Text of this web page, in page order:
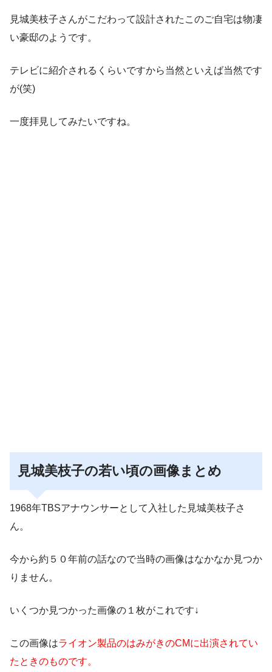
見城美枝子さんがこだわって設計されたこのご自宅は物凄
い豪邸のようです。
テレビに紹介されるくらいですから当然といえば当然です
が(笑)
一度拝見してみたいですね。
見城美枝子の若い頃の画像まとめ
1968年TBSアナウンサーとして入社した見城美枝子さ
ん。
今から約５０年前の話なので当時の画像はなかなか見つか
りません。
いくつか見つかった画像の１枚がこれです↓
この画像はライオン製品のはみがきのCMに出演されてい
たときのものです。